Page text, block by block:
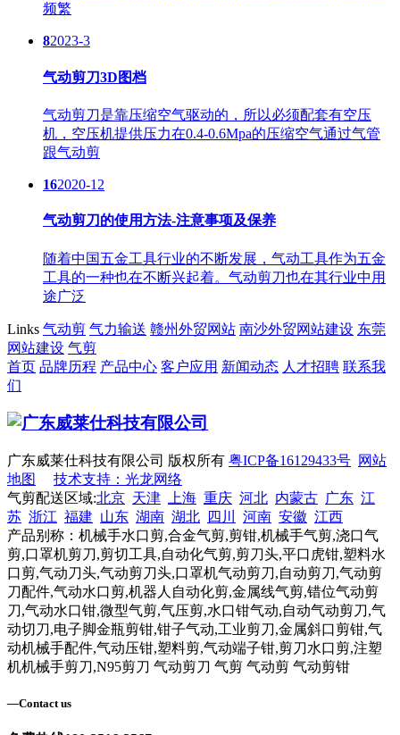
频繁
82023-3
气动剪刀3D图档
气动剪刀是靠压缩空气驱动的，所以必须配套有空压
机，空压机提供压力在0.4-0.6Mpa的压缩空气通过气管
跟气动剪
162020-12
气动剪刀的使用方法-注意事项及保养
随着中国五金工具行业的不断发展，气动工具作为五金
工具的一种也在不断兴起着。气动剪刀也在其行业中用
途广泛
Links 气动剪 气力输送 赣州外贸网站 南沙外贸网站建设 东莞
网站建设 气剪
首页 品牌历程 产品中心 客户应用 新闻动态 人才招聘 联系我
们
广东威莱仕科技有限公司 版权所有 粤ICP备16129433号 网站
地图
技术支持：光龙网络
气剪配送区域:北京 天津 上海 重庆 河北 内蒙古 广东 江
苏 浙江 福建 山东 湖南 湖北 四川 河南 安徽 江西
产品别称：机械手水口剪,合金气剪,剪钳,机械手气剪,浇口气
剪,口罩机剪刀,剪切工具,自动化气剪,剪刀头,平口虎钳,塑料水
口剪,气动刀头,气动剪刀头,口罩机气动剪刀,自动剪刀,气动剪
刀配件,气动水口剪,机器人自动化剪,金属线气剪,错位气动剪
刀,气动水口钳,微型气剪,气压剪,水口钳气动,自动气动剪刀,气
动切刀,电子脚金瓶剪钳,钳子气动,工业剪刀,金属斜口剪钳,气
动机械手配件,气动压钳,塑料剪,气动端子钳,剪刀水口剪,注塑
机机械手剪刀,N95剪刀 气动剪刀 气剪 气动剪 气动剪钳
—Contact us